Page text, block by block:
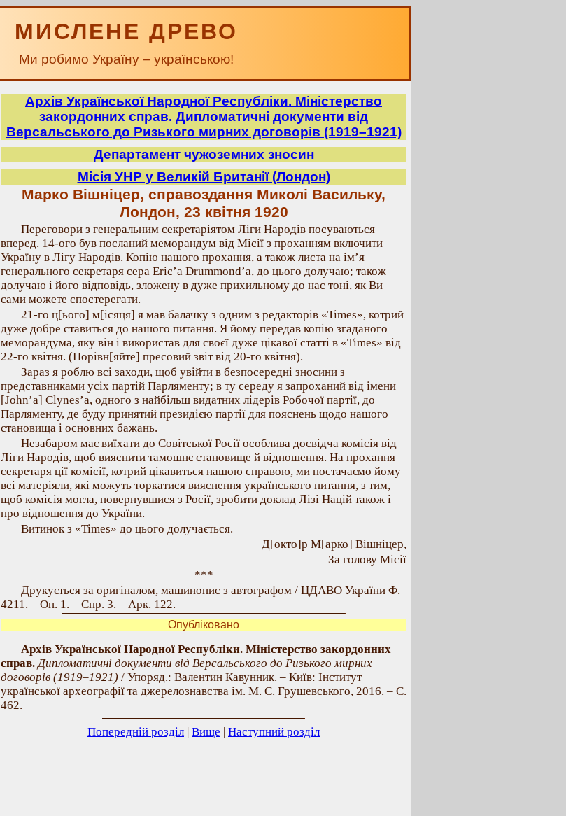
МИСЛЕНЕ ДРЕВО
Ми робимо Україну – українською!
Архів Української Народної Республіки. Міністерство
закордонних справ. Дипломатичні документи від
Версальського до Ризького мирних договорів (1919–1921)
Департамент чужоземних зносин
Місія УНР у Великій Британії (Лондон)
Марко Вішніцер, справоздання Миколі Васильку,
Лондон, 23 квітня 1920
Переговори з генеральним секретаріятом Ліги Народів посуваються
вперед. 14-ого був посланий меморандум від Місії з проханням включити
Україну в Лігу Народів. Копію нашого прохання, а також листа на ім’я
генерального секретаря сера Eric’а Drummond’а, до цього долучаю; також
долучаю і його відповідь, зложену в дуже прихильному до нас тоні, як Ви
сами можете спостерегати.
21-го ц[ього] м[ісяця] я мав балачку з одним з редакторів «Times», котрий
дуже добре ставиться до нашого питання. Я йому передав копію згаданого
меморандума, яку він і використав для своєї дуже цікавої статті в «Times» від
22-го квітня. (Порівн[яйте] пресовий звіт від 20-го квітня).
Зараз я роблю всі заходи, щоб увійти в безпосередні зносини з
представниками усіх партій Парляменту; в ту середу я запроханий від імени
[John’а] Clynes’а, одного з найбільш видатних лідерів Робочої партії, до
Парляменту, де буду принятий президією партії для пояснень щодо нашого
становища і основних бажань.
Незабаром має виїхати до Совітської Росії особлива досвідча комісія від
Ліги Народів, щоб вияснити тамошнє становище й відношення. На прохання
секретаря ції комісії, котрий цікавиться нашою справою, ми постачаємо йому
всі матеріяли, які можуть торкатися вияснення українського питання, з тим,
щоб комісія могла, повернувшися з Росії, зробити доклад Лізі Націй також і
про відношення до України.
Витинок з «Times» до цього долучається.
Д[окто]р М[арко] Вішніцер,
За голову Місії
***
Друкується за оригіналом, машинопис з автографом / ЦДАВО України Ф.
4211. – Оп. 1. – Спр. 3. – Арк. 122.
Опубліковано
Архів Української Народної Республіки. Міністерство закордонних
справ. Дипломатичні документи від Версальського до Ризького мирних
договорів (1919–1921) / Упоряд.: Валентин Кавунник. – Київ: Інститут
української археографії та джерелознавства ім. М. С. Грушевського, 2016. – С.
462.
Попередній розділ | Вище | Наступний розділ